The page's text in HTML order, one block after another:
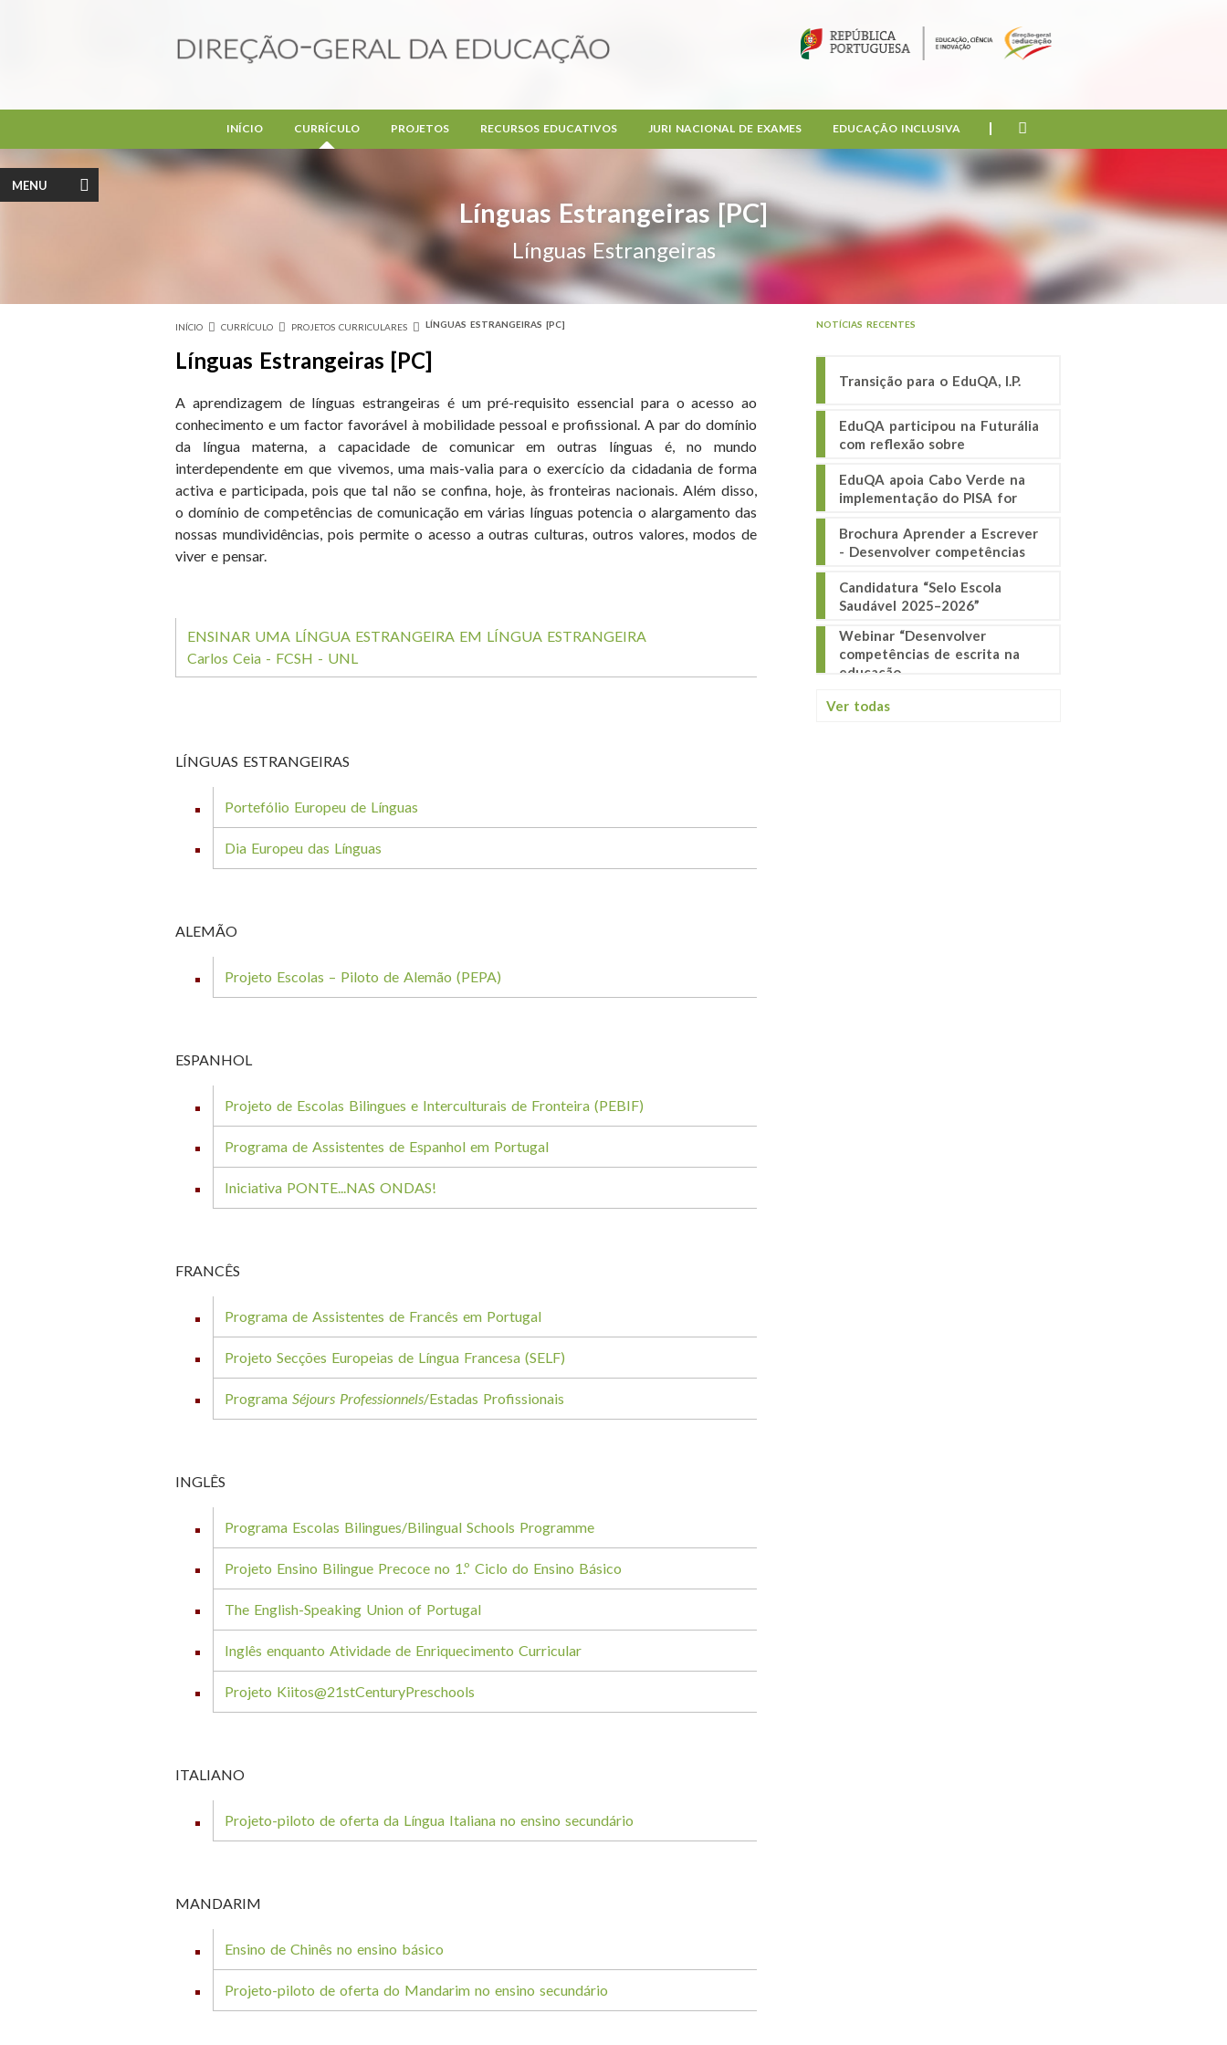
Línguas Estrangeiras [PC]
Línguas Estrangeiras
INÍCIO CURRÍCULO PROJETOS RECURSOS EDUCATIVOS JURI NACIONAL DE EXAMES EDUCAÇÃO INCLUSIVA
Está aqui
INÍCIO CURRÍCULO PROJETOS CURRICULARES LÍNGUAS ESTRANGEIRAS [PC]
Línguas Estrangeiras [PC]
A aprendizagem de línguas estrangeiras é um pré-requisito essencial para o acesso ao
conhecimento e um factor favorável à mobilidade pessoal e profissional. A par do domínio
da língua materna, a capacidade de comunicar em outras línguas é, no mundo
interdependente em que vivemos, uma mais-valia para o exercício da cidadania de forma
activa e participada, pois que tal não se confina, hoje, às fronteiras nacionais. Além disso,
o domínio de competências de comunicação em várias línguas potencia o alargamento das
nossas mundividências, pois permite o acesso a outras culturas, outros valores, modos de
viver e pensar.
ENSINAR UMA LÍNGUA ESTRANGEIRA EM LÍNGUA ESTRANGEIRA
Carlos Ceia - FCSH - UNL
LÍNGUAS ESTRANGEIRAS
Portefólio Europeu de Línguas
Dia Europeu das Línguas
ALEMÃO
Projeto Escolas – Piloto de Alemão (PEPA)
ESPANHOL
Projeto de Escolas Bilingues e Interculturais de Fronteira (PEBIF)
Programa de Assistentes de Espanhol em Portugal
Iniciativa PONTE...NAS ONDAS!
FRANCÊS
Programa de Assistentes de Francês em Portugal
Projeto Secções Europeias de Língua Francesa (SELF)
Programa Séjours Professionnels/Estadas Profissionais
INGLÊS
Programa Escolas Bilingues/Bilingual Schools Programme
Projeto Ensino Bilingue Precoce no 1.º Ciclo do Ensino Básico
The English-Speaking Union of Portugal
Inglês enquanto Atividade de Enriquecimento Curricular
Projeto Kiitos@21stCenturyPreschools
ITALIANO
Projeto-piloto de oferta da Língua Italiana no ensino secundário
MANDARIM
Ensino de Chinês no ensino básico
Projeto-piloto de oferta do Mandarim no ensino secundário
MENU
NOTÍCIAS RECENTES
Transição para o EduQA, I.P.
EduQA participou na Futurália
com reflexão sobre
EduQA apoia Cabo Verde na
implementação do PISA for
Brochura Aprender a Escrever
- Desenvolver competências
Candidatura “Selo Escola
Saudável 2025–2026”
Webinar “Desenvolver
competências de escrita na
educação
Ver todas